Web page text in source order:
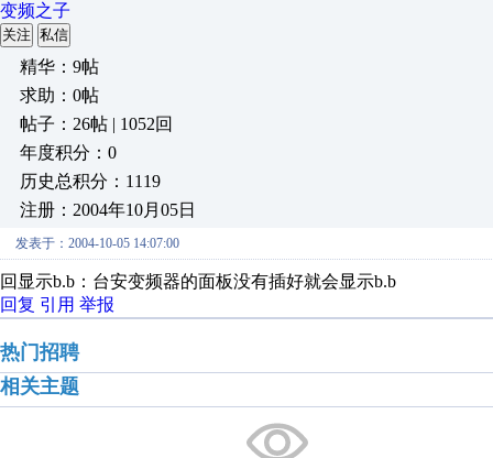
变频之子
关注 私信
精华：9帖
求助：0帖
帖子：26帖 | 1052回
年度积分：0
历史总积分：1119
注册：2004年10月05日
发表于：2004-10-05 14:07:00
回显示b.b：台安变频器的面板没有插好就会显示b.b
回复 引用 举报
热门招聘
相关主题